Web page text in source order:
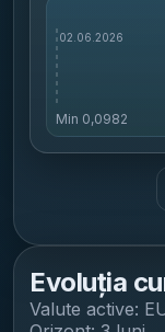
Min 0,0982
Evoluția
Valute active: